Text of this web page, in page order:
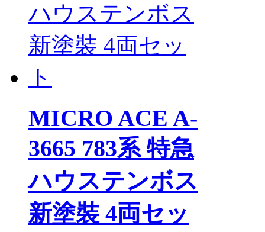
MICRO ACE A-
3665 783系 特急
ハウステンボス
新塗裝 4両セッ